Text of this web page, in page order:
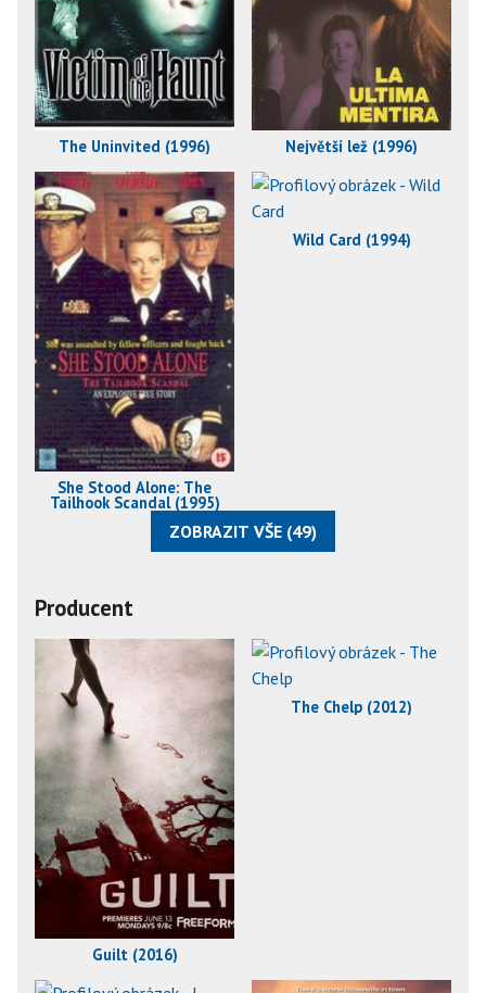
The Uninvited (1996) Největší lež (1996)
She Stood Alone: The
Tailhook Scandal (1995)
Wild Card (1994)
ZOBRAZIT VŠE (49)
Producent
Guilt (2016)
The Chelp (2012)